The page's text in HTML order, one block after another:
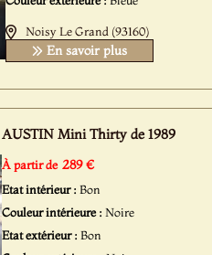
Noisy Le Grand (93160)
En savoir plus
AUSTIN Mini Thirty de 1989
À partir de 289 €
Etat intérieur : Bon
Couleur intérieure : Noire
Etat extérieur : Bon